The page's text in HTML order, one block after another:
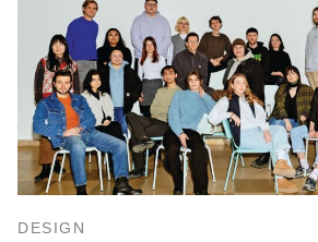
DESIGN